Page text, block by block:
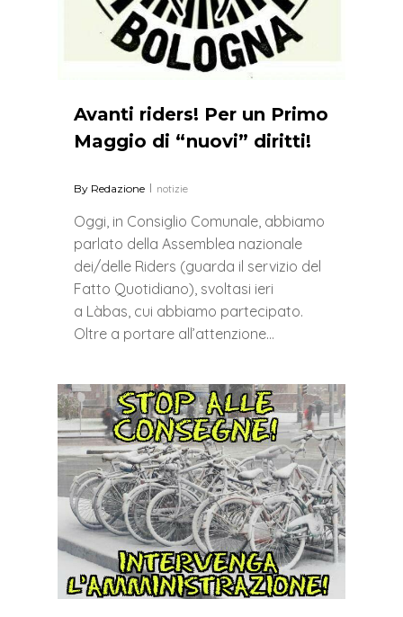
Avanti riders! Per un Primo
Maggio di “nuovi” diritti!
By Redazione notizie
Oggi, in Consiglio Comunale, abbiamo
parlato della Assemblea nazionale
dei/delle Riders (guarda il servizio del
Fatto Quotidiano), svoltasi ieri
a Làbas, cui abbiamo partecipato.
Oltre a portare all’attenzione…
0